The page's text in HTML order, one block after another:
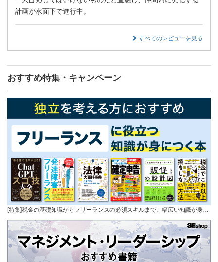
計画が水面下で進行中。
すべてのレビューを見る
おすすめ特集・キャンペーン
[特集]税金の基礎知識からフリーランスの必須スキルまで、幅広い知識が身…